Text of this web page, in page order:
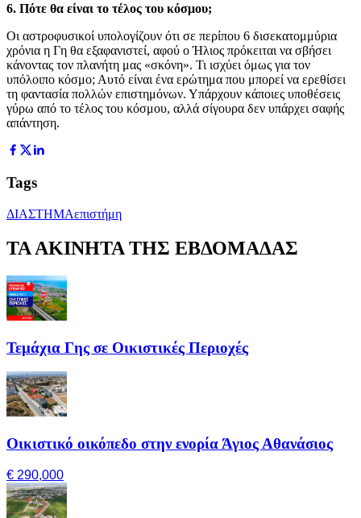
6. Πότε θα είναι το τέλος του κόσμου;
Οι αστροφυσικοί υπολογίζουν ότι σε περίπου 6 δισεκατομμύρια
χρόνια η Γη θα εξαφανιστεί, αφού ο Ήλιος πρόκειται να σβήσει
κάνοντας τον πλανήτη μας «σκόνη». Τι ισχύει όμως για τον
υπόλοιπο κόσμο; Αυτό είναι ένα ερώτημα που μπορεί να ερεθίσει
τη φαντασία πολλών επιστημόνων. Υπάρχουν κάποιες υποθέσεις
γύρω από το τέλος του κόσμου, αλλά σίγουρα δεν υπάρχει σαφής
απάντηση.
Tags
ΔΙΑΣΤΗΜΑεπιστήμη
ΤΑ ΑΚΙΝΗΤΑ ΤΗΣ ΕΒΔΟΜΑΔΑΣ
Τεμάχια Γης σε Οικιστικές Περιοχές
Οικιστικό οικόπεδο στην ενορία Άγιος Αθανάσιος
€ 290,000